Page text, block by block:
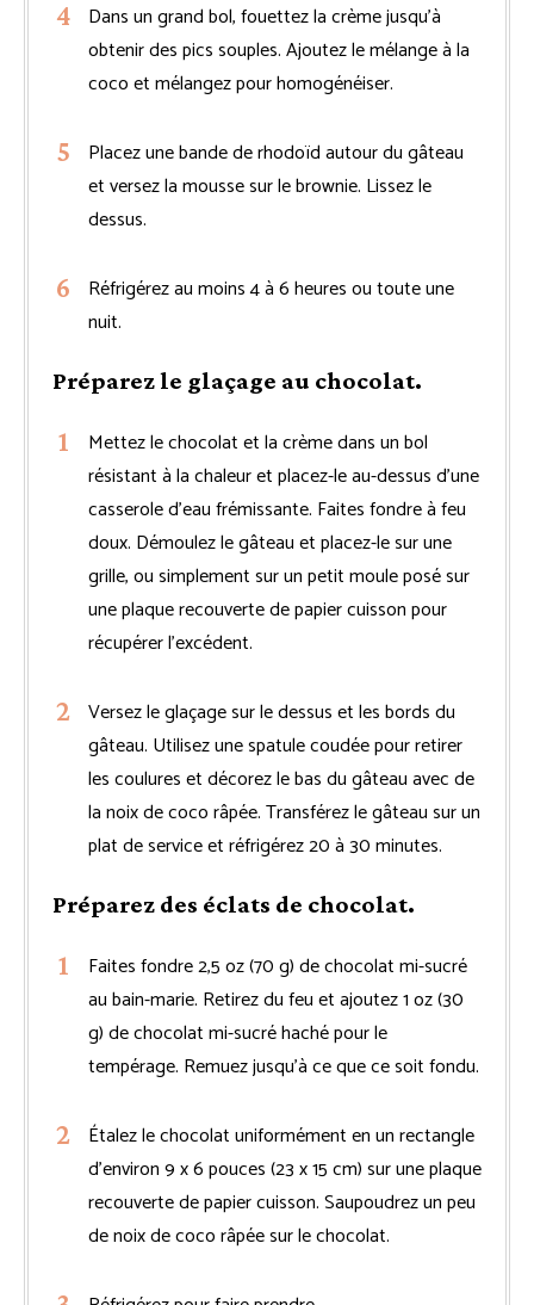
Dans un grand bol, fouettez la crème jusqu’à
obtenir des pics souples. Ajoutez le mélange à la
coco et mélangez pour homogénéiser.
Placez une bande de rhodoïd autour du gâteau
et versez la mousse sur le brownie. Lissez le
dessus.
Réfrigérez au moins 4 à 6 heures ou toute une
nuit.
Préparez le glaçage au chocolat.
Mettez le chocolat et la crème dans un bol
résistant à la chaleur et placez-le au-dessus d’une
casserole d’eau frémissante. Faites fondre à feu
doux. Démoulez le gâteau et placez-le sur une
grille, ou simplement sur un petit moule posé sur
une plaque recouverte de papier cuisson pour
récupérer l’excédent.
Versez le glaçage sur le dessus et les bords du
gâteau. Utilisez une spatule coudée pour retirer
les coulures et décorez le bas du gâteau avec de
la noix de coco râpée. Transférez le gâteau sur un
plat de service et réfrigérez 20 à 30 minutes.
Préparez des éclats de chocolat.
Faites fondre 2,5 oz (70 g) de chocolat mi-sucré
au bain-marie. Retirez du feu et ajoutez 1 oz (30
g) de chocolat mi-sucré haché pour le
tempérage. Remuez jusqu’à ce que ce soit fondu.
Étalez le chocolat uniformément en un rectangle
d’environ 9 x 6 pouces (23 x 15 cm) sur une plaque
recouverte de papier cuisson. Saupoudrez un peu
de noix de coco râpée sur le chocolat.